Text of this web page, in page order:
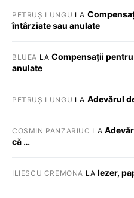
PETRUȘ LUNGU LA
întârziate sau anulate
BLUEA LACompensații
anulate
PETRUȘ LUNGU LA Adevărul
COSMIN PANZARIUC LA
că …
ILIESCU CREMONA LA Iezer,